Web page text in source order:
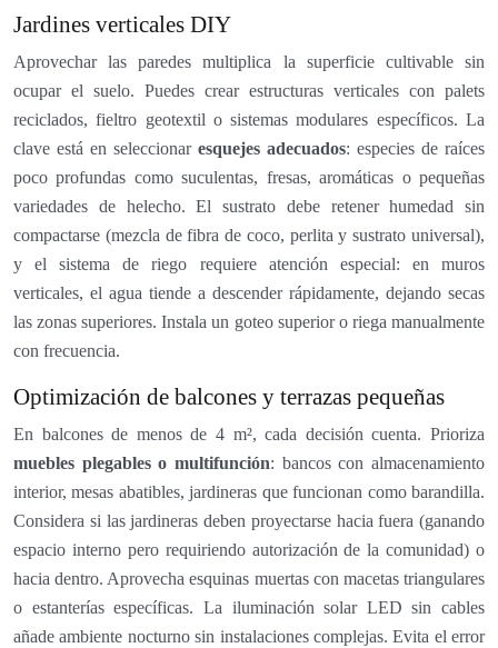
Jardines verticales DIY
Aprovechar las paredes multiplica la superficie cultivable sin
ocupar el suelo. Puedes crear estructuras verticales con palets
reciclados, fieltro geotextil o sistemas modulares específicos. La
clave está en seleccionar esquejes adecuados: especies de raíces
poco profundas como suculentas, fresas, aromáticas o pequeñas
variedades de helecho. El sustrato debe retener humedad sin
compactarse (mezcla de fibra de coco, perlita y sustrato universal),
y el sistema de riego requiere atención especial: en muros
verticales, el agua tiende a descender rápidamente, dejando secas
las zonas superiores. Instala un goteo superior o riega manualmente
con frecuencia.
Optimización de balcones y terrazas pequeñas
En balcones de menos de 4 m², cada decisión cuenta. Prioriza
muebles plegables o multifunción: bancos con almacenamiento
interior, mesas abatibles, jardineras que funcionan como barandilla.
Considera si las jardineras deben proyectarse hacia fuera (ganando
espacio interno pero requiriendo autorización de la comunidad) o
hacia dentro. Aprovecha esquinas muertas con macetas triangulares
o estanterías específicas. La iluminación solar LED sin cables
añade ambiente nocturno sin instalaciones complejas. Evita el error